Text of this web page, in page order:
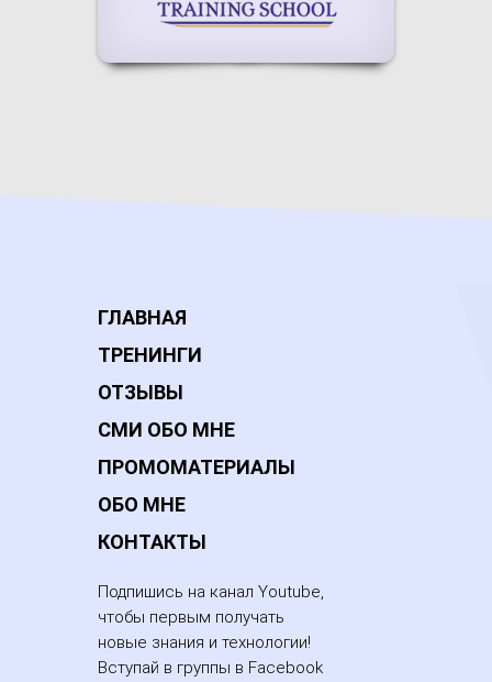
ГЛАВНАЯ
ТРЕНИНГИ
ОТЗЫВЫ
СМИ ОБО МНЕ
ПРОМОМАТЕРИАЛЫ
ОБО МНЕ
КОНТАКТЫ
Подпишись на канал Youtube,
чтобы первым получать
новые знания и технологии!
Вступай в группы в Facebook